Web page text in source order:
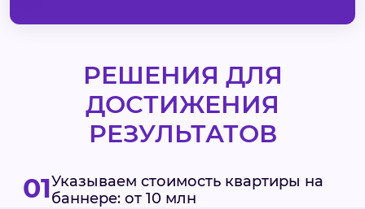
РЕШЕНИЯ ДЛЯ
ДОСТИЖЕНИЯ
РЕЗУЛЬТАТОВ
01Указываем стоимость квартиры на
баннере: от 10 млн